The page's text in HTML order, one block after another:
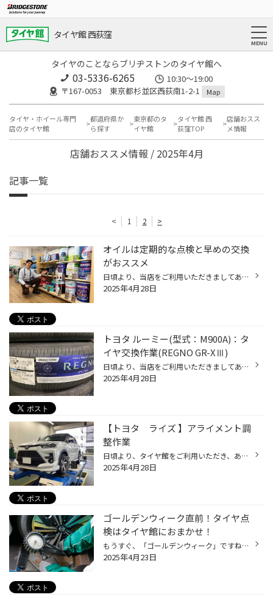
タイヤ館 西荻窪
タイヤのことならブリヂストンのタイヤ館へ
03-5336-6265
10:30～19:00
〒167-0053 東京都杉並区西荻南1-2-1
Map
タイヤ・ホイール専門
店のタイヤ館
都道府県か
ら探す
東京都のタ
イヤ館
タイヤ館 西
荻窪TOP
店舗おスス
メ情報
店舗おススメ情報 / 2025年4月
記事一覧
< 1 2 >
オイルは定期的な点検と早めの交換
がおススメ
日頃より、当店をご利用いただきましてありがとうございます。 本日は、オイルの点検・交換についてのご紹介です。 オイル交換ならコクピット・タイヤ館にお任せ！ 突然ですが、当店でおクルマのオイルの点検や交換ができることをご存じでしたか？ 専用の器具を用いて、オイルの状態を確認し、 必要...
2025年4月28日
トヨタ ルーミー(型式：M900A)：タ
イヤ交換作業(REGNO GR-XⅢ)
日頃より、当店をご利用いただきましてありがとうございます。 本日は、当店と同じチェーン店の近隣タイヤ館店舗で作業いたしましたタイヤ交換事作業例をご紹介します。 （WEB掲載をご快諾いただきましたお客様！大変感謝しております。いつもご愛顧いただき誠にありがとうございます！！） おクル...
2025年4月28日
【トヨタ ライズ 】アライメント調
整作業
日頃より、タイヤ館をご利用いただき、ありがとうございます。 さて、当店と同じチェーン店の近隣タイヤ館店舗で作業いたしましたアライメント調整作業をご紹介します。 （WEB掲載をご快諾いただきましたお客様！大変感謝しております。いつもご愛顧いただき誠にありがとうございます！！） おクル...
2025年4月28日
ゴールデンウィーク直前！タイヤ点
検はタイヤ館におまかせ！
もうすぐ、「ゴールデンウィーク」ですね。 たくさんの方がお出かけになるゴールデンウィークは特に、タイヤやおクルマのトラブルが急増しがちです。 例年、高速道路などでの「タイヤの空気圧不足」によるトラブルが増加する傾向ですので お出かけ前に、しっかり「タイヤ点検」をして備えましょう！...
2025年4月23日